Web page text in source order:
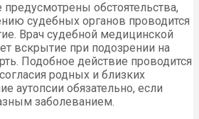
обстоятельства,
судебных органов проводится
Врач судебной медицинской
вскрытие при подозрении на
Подобное действие проводится
родных и близких
аутопсии обязательно, если
заболеванием.